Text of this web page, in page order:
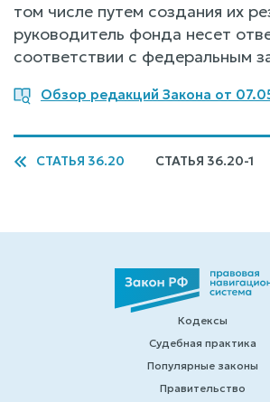
том числе путем создания их
руководитель фонда несет
соответствии с федеральным
Обзор редакций Закона от
СТАТЬЯ 36.20 СТАТЬЯ 36.20-1
Кодексы
Судебная практика
Популярные законы
Правительство